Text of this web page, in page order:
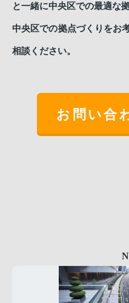
と一緒に中央区での最適な
中央区での拠点づくりをお
相談ください。
お問い合